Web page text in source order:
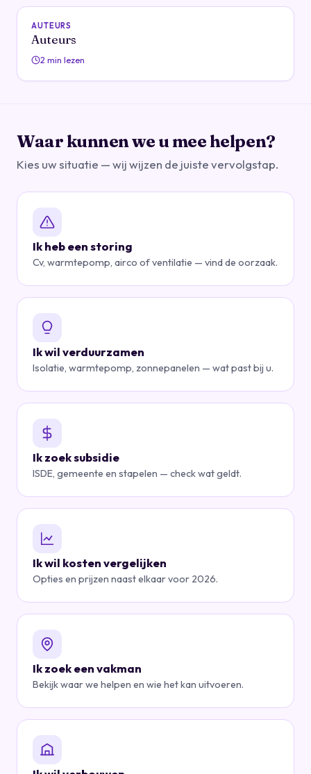
AUTEURS
Auteurs
2 min lezen
Waar kunnen we u mee helpen?
Kies uw situatie — wij wijzen de juiste vervolgstap.
Ik heb een storing
Cv, warmtepomp, airco of ventilatie — vind de oorzaak.
Ik wil verduurzamen
Isolatie, warmtepomp, zonnepanelen — wat past bij u.
Ik zoek subsidie
ISDE, gemeente en stapelen — check wat geldt.
Ik wil kosten vergelijken
Opties en prijzen naast elkaar voor 2026.
Ik zoek een vakman
Bekijk waar we helpen en wie het kan uitvoeren.